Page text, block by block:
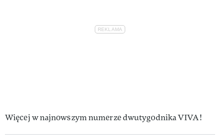
Więcej w najnowszym numerze dwutygodnika VIVA!